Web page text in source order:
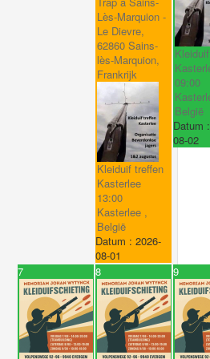
Lès-Marquion -
Le Dievre,
62860 Sains-
lès-Marquion,
Frankrijk
Kleiduif treffen
Kasterlee
13:00
Kasterlee ,
België
Datum :2026-
08-01
09:00
België
Datum
08-02
7 8 9